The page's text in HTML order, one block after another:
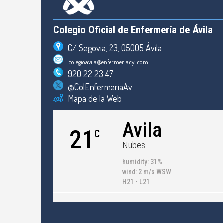
Colegio Oficial de Enfermería de Ávila
C/ Segovia, 23, 05005 Ávila
colegioavila@enfermeriacyl.com
920 22 23 47
@ColEnfermeriaAv
Mapa de la Web
21 C Avila
Nubes
humidity: 31%
wind: 2 m/s WSW
H21 • L21